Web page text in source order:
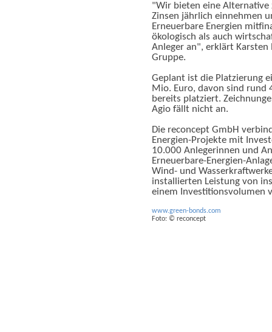
"Wir bieten eine Alternative
Zinsen jährlich einnehmen
Erneuerbare Energien
ökologisch als auch
Anleger an", erklärt Karsten
Gruppe.
Geplant ist die Platzierung
Mio. Euro, davon sind rund
bereits platziert.
Agio fällt nicht an.
Die reconcept GmbH
Energien-Projekte mit
10.000 Anlegerinnen und
Erneuerbare-Energien-
Wind- und
installierten Leistung von
einem Investitionsvolumen
www.green-bonds.com
Foto: © reconcept